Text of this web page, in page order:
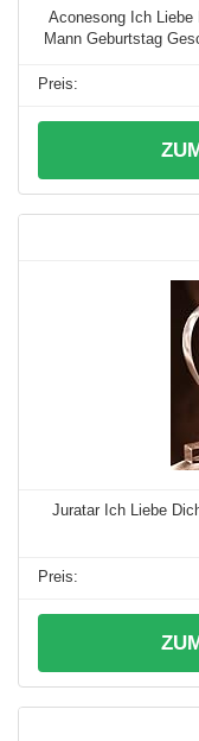
Aconesong Ich Liebe
Mann Geburtstag
Juratar Ich Liebe